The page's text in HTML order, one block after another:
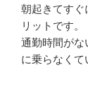
朝起きてすぐ
リットです。
通勤時間がな
に乗らなくて